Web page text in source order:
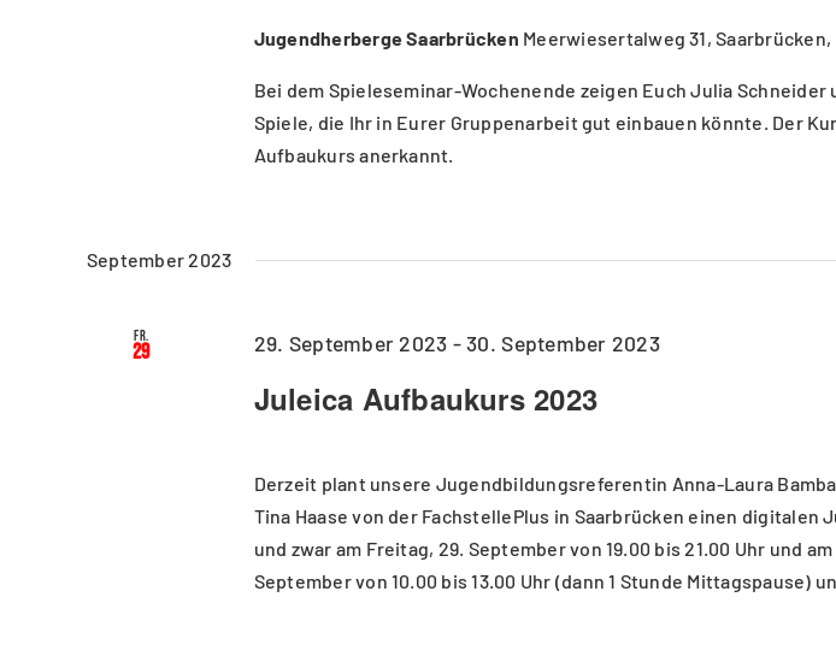
Jugendherberge Saarbrücken Meerwiesertalweg 31,
Bei dem Spieleseminar-Wochenende zeigen Euch Julia Schneider
Spiele, die Ihr in Eurer Gruppenarbeit gut einbauen könnte. Der
Aufbaukurs anerkannt.
September 2023
Fr.
29
Juleica Aufbaukurs 2023
29. September 2023 -30. September 2023
Derzeit plant unsere Jugendbildungsreferentin Anna-Laura
Tina Haase von der FachstellePlus in Saarbrücken einen digitalen
und zwar am Freitag, 29. September von 19.00 bis 21.00 Uhr und am
September von 10.00 bis 13.00 Uhr (dann 1 Stunde Mittagspause)